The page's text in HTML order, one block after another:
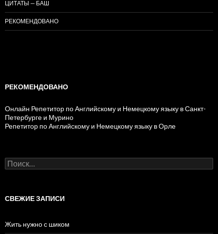
ЦИТАТЫ — БАШ
РЕКОМЕНДОВАНО
РЕКОМЕНДОВАНО
Онлайн Репетитор по Английскому и Немецкому языку в Санкт-
Петербурге и Мурино
Репетитор по Английскому и Немецкому языку в Орле
Н
а
и
СВЕЖИЕ ЗАПИСИ
Жить нужно с шиком